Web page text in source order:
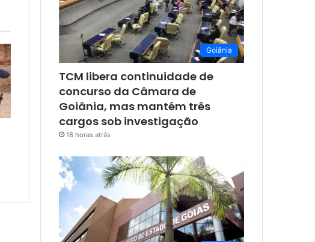
Goiânia
TCM libera continuidade de
concurso da Câmara de
Goiânia, mas mantém três
cargos sob investigação
18 horas atrás